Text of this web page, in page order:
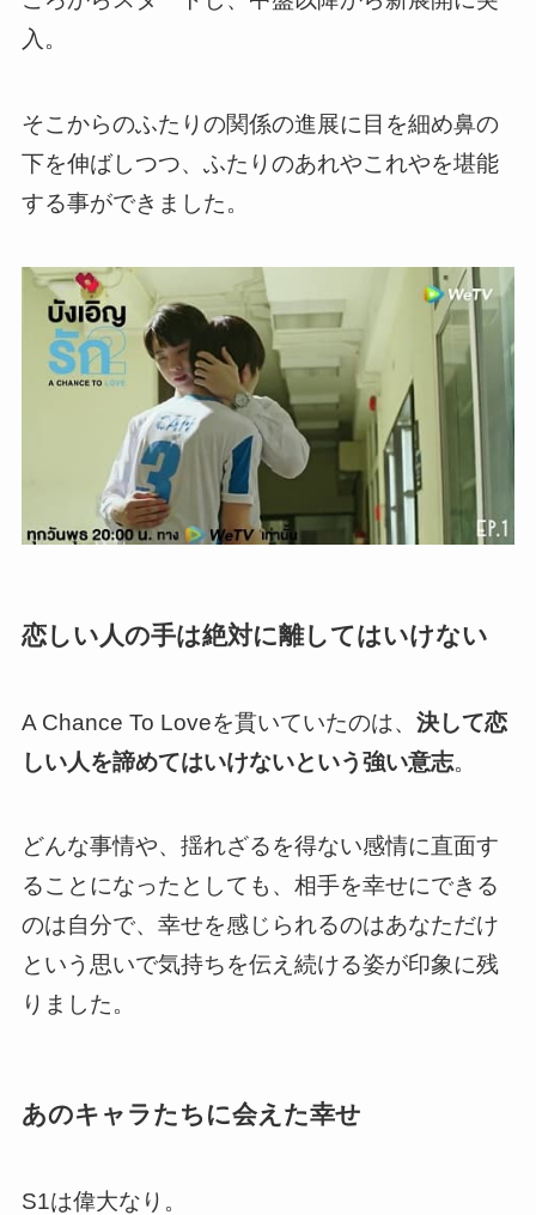
入。
そこからのふたりの関係の進展に目を細め鼻の
下を伸ばしつつ、ふたりのあれやこれやを堪能
する事ができました。
恋しい人の手は絶対に離してはいけない
A Chance To Loveを貫いていたのは、 決して恋
しい人を諦めてはいけないという強い意志。
どんな事情や、揺れざるを得ない感情に直面す
ることになったとしても、 相手を幸せにできる
のは自分で、幸せを感じられるのはあなただけ
という思いで気持ちを伝え続ける姿が印象に残
りました。
あのキャラたちに会えた幸せ
S1は偉大なり。